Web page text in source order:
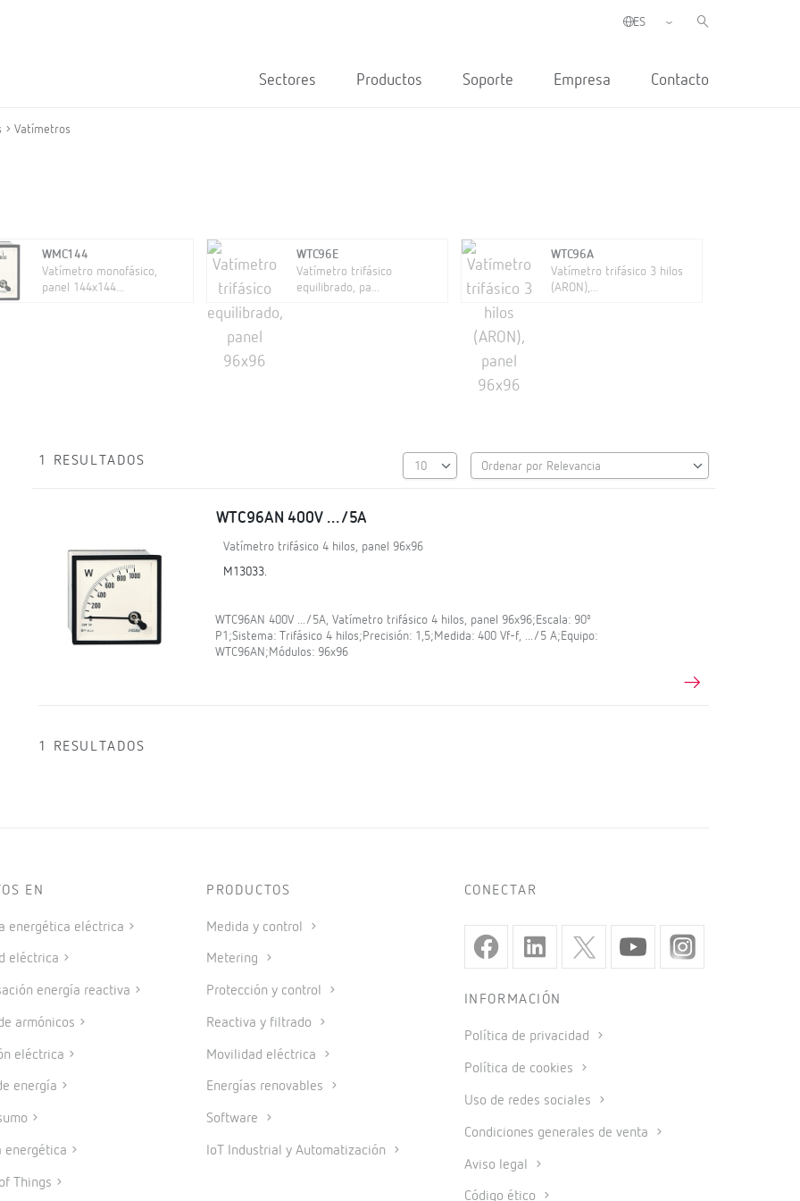
Sectores Productos Soporte Empresa Contacto
Vatímetros
WMC144
Vatímetro monofásico,
panel 144x144...
WTC96E
Vatímetro trifásico
equilibrado, pa...
WTC96A
Vatímetro trifásico 3 hilos
(ARON),...
1 RESULTADOS
WTC96AN 400V .../5A
Vatímetro trifásico 4 hilos, panel 96x96
M13033.
WTC96AN 400V .../5A, Vatímetro trifásico 4 hilos, panel 96x96;Escala: 90º
P1;Sistema: Trifásico 4 hilos;Precisión: 1,5;Medida: 400 Vf-f, .../5 A;Equipo:
WTC96AN;Módulos: 96x96
1 RESULTADOS
EN
energética eléctrica
eléctrica
energía reactiva
armónicos
eléctrica
energía
energética
Things
PRODUCTOS
Medida y control
Metering
Protección y control
Reactiva y filtrado
Movilidad eléctrica
Energías renovables
Software
IoT Industrial y Automatización
CONECTAR
INFORMACIÓN
Política de privacidad
Política de cookies
Uso de redes sociales
Condiciones generales de venta
Aviso legal
Código ético